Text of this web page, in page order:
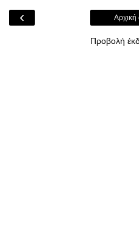
‹ Αρχική
Προβολή